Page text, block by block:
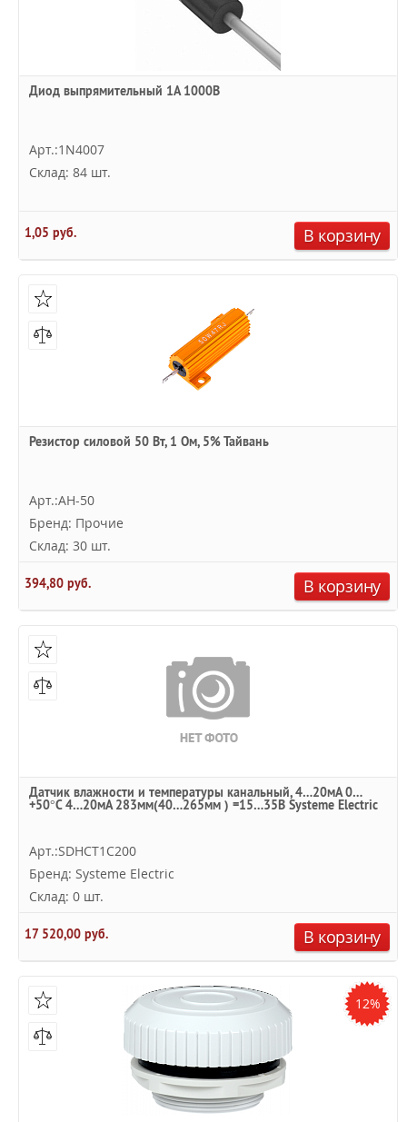
Диод выпрямительный 1А 1000В
Арт.:1N4007
Склад: 84 шт.
1,05 руб. В корзину
Резистор силовой 50 Вт, 1 Ом, 5% Тайвань
Арт.:AH-50
Бренд: Прочие
Склад: 30 шт.
394,80 руб. В корзину
Датчик влажности и температуры канальный, 4…20мА 0…
+50°С 4…20мА 283мм(40…265мм ) =15…35В Systeme Electric
Арт.:SDHCT1C200
Бренд: Systeme Electric
Склад: 0 шт.
17 520,00 руб. В корзину
12%